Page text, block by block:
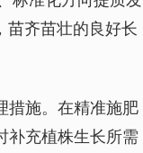
苗齐苗壮的良好长
措施。在精准施肥
补充植株生长所需